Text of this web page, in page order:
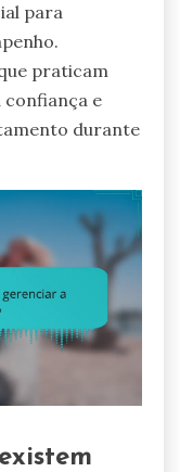
para
praticam
e
durante